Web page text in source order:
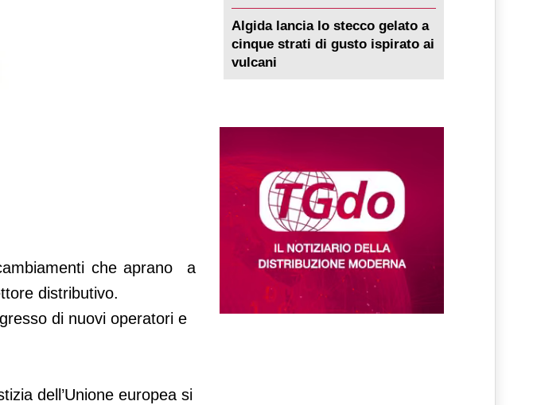
che aprano a
distributivo.
di nuovi operatori e
dell’Unione europea si
Algida lancia lo stecco gelato a
cinque strati di gusto ispirato ai
vulcani